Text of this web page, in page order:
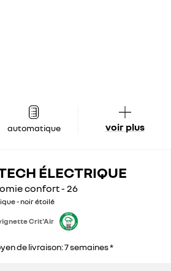
automatique voir plus
ÉLECTRIQUE
confort - 26
- noir étoilé
Crit'Air
de livraison: 7 semaines *